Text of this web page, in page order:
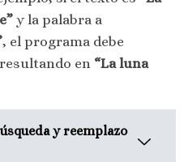
no
perro corre
y la palabra a
, el programa debe
resultando en “La luna
y reemplazo